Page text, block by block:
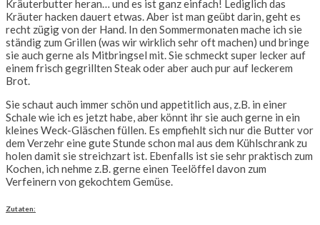
Kräuterbutter heran… und es ist ganz einfach! Lediglich das
Kräuter hacken dauert etwas. Aber ist man geübt darin, geht es
recht zügig von der Hand. In den Sommermonaten mache ich sie
ständig zum Grillen (was wir wirklich sehr oft machen) und bringe
sie auch gerne als Mitbringsel mit. Sie schmeckt super lecker auf
einem frisch gegrillten Steak oder aber auch pur auf leckerem
Brot.
Sie schaut auch immer schön und appetitlich aus, z.B. in einer
Schale wie ich es jetzt habe, aber könnt ihr sie auch gerne in ein
kleines Weck-Gläschen füllen. Es empfiehlt sich nur die Butter vor
dem Verzehr eine gute Stunde schon mal aus dem Kühlschrank zu
holen damit sie streichzart ist. Ebenfalls ist sie sehr praktisch zum
Kochen, ich nehme z.B. gerne einen Teelöffel davon zum
Verfeinern von gekochtem Gemüse.
Zutaten: